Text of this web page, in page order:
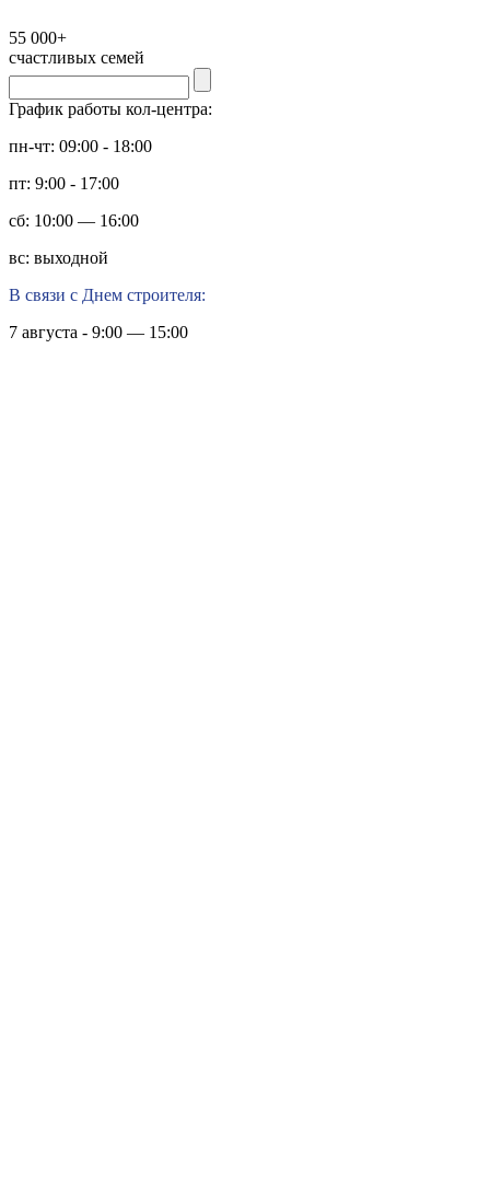
55 000+
счастливых семей
График работы кол-центра:
пн-чт: 09:00 - 18:00
пт: 9:00 - 17:00
сб: 10:00 — 16:00
вс: выходной
В связи с Днем строителя:
7 августа - 9:00 — 15:00